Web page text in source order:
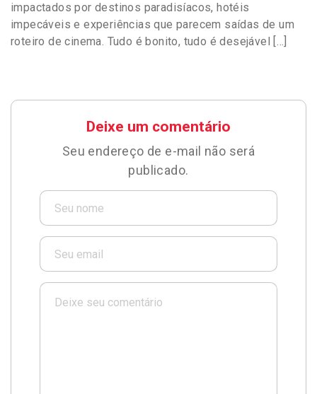
impactados por destinos paradisíacos, hotéis
impecáveis e experiências que parecem saídas de um
roteiro de cinema. Tudo é bonito, tudo é desejável […]
Deixe um comentário
Seu endereço de e-mail não será
publicado.